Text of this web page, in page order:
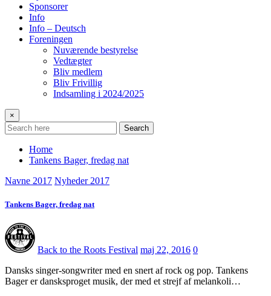
Sponsorer
Info
Info – Deutsch
Foreningen
Nuværende bestyrelse
Vedtægter
Bliv medlem
Bliv Frivillig
Indsamling i 2024/2025
×
Search
Home
Tankens Bager, fredag nat
Navne 2017 Nyheder 2017
Tankens Bager, fredag nat
Back to the Roots Festival maj 22, 2016 0
Dansks singer-songwriter med en snert af rock og pop. Tankens
Bager er dansksproget musik, der med et strejf af melankoli…